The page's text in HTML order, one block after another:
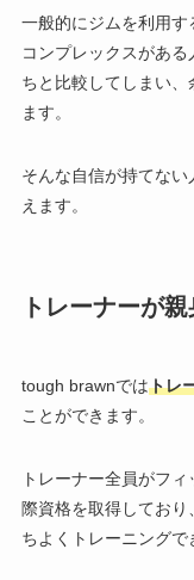
一般的にジムを利用
コンプレックスがあ
ちと比較してしまい
ます。
そんな自信が持てな
えます。
トレーナーが
tough brawnではトレ
ことができます。
トレーナー全員がフ
際資格を取得してお
ちよくトレーニングで